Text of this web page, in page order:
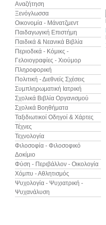
Αναζήτηση
Ξενόγλωσσα
Οικονομία - Μάνατζμεντ
Παιδαγωγική Επιστήμη
Παιδικά & Νεανικά Βιβλία
Περιοδικά - Κόμικς -
Γελοιογραφίες - Χιούμορ
Πληροφορική
Πολιτική - Διεθνείς Σχέσεις
Συμπληρωματική Ιατρική
Σχολικά Βιβλία Οργανισμού
Σχολικά Βοηθήματα
Ταξιδιωτικοί Οδηγοί & Χάρτες
Τέχνες
Τεχνολογία
Φιλοσοφία - Φιλοσοφικό
Δοκίμιο
Φύση - Περιβάλλον - Οικολογία
Χόμπυ - Αθλητισμός
Ψυχολογία - Ψυχιατρική -
Ψυχανάλυση